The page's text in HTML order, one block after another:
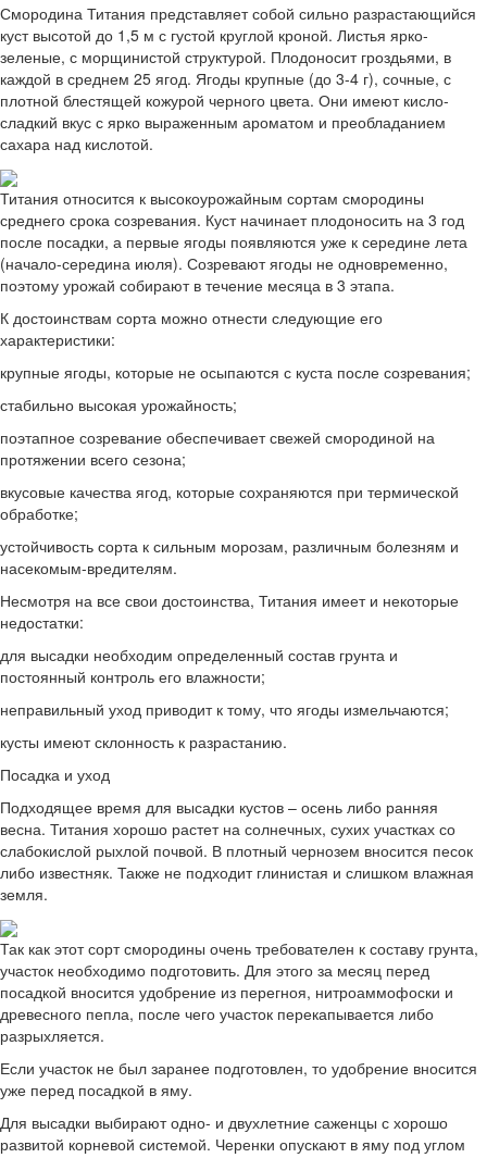
Смородина Титания представляет собой сильно разрастающийся
куст высотой до 1,5 м с густой круглой кроной. Листья ярко-
зеленые, с морщинистой структурой. Плодоносит гроздьями, в
каждой в среднем 25 ягод. Ягоды крупные (до 3-4 г), сочные, с
плотной блестящей кожурой черного цвета. Они имеют кисло-
сладкий вкус с ярко выраженным ароматом и преобладанием
сахара над кислотой.
Титания относится к высокоурожайным сортам смородины
среднего срока созревания. Куст начинает плодоносить на 3 год
после посадки, а первые ягоды появляются уже к середине лета
(начало-середина июля). Созревают ягоды не одновременно,
поэтому урожай собирают в течение месяца в 3 этапа.
К достоинствам сорта можно отнести следующие его
характеристики:
крупные ягоды, которые не осыпаются с куста после созревания;
стабильно высокая урожайность;
поэтапное созревание обеспечивает свежей смородиной на
протяжении всего сезона;
вкусовые качества ягод, которые сохраняются при термической
обработке;
устойчивость сорта к сильным морозам, различным болезням и
насекомым-вредителям.
Несмотря на все свои достоинства, Титания имеет и некоторые
недостатки:
для высадки необходим определенный состав грунта и
постоянный контроль его влажности;
неправильный уход приводит к тому, что ягоды измельчаются;
кусты имеют склонность к разрастанию.
Посадка и уход
Подходящее время для высадки кустов – осень либо ранняя
весна. Титания хорошо растет на солнечных, сухих участках со
слабокислой рыхлой почвой. В плотный чернозем вносится песок
либо известняк. Также не подходит глинистая и слишком влажная
земля.
Так как этот сорт смородины очень требователен к составу грунта,
участок необходимо подготовить. Для этого за месяц перед
посадкой вносится удобрение из перегноя, нитроаммофоски и
древесного пепла, после чего участок перекапывается либо
разрыхляется.
Если участок не был заранее подготовлен, то удобрение вносится
уже перед посадкой в яму.
Для высадки выбирают одно- и двухлетние саженцы с хорошо
развитой корневой системой. Черенки опускают в яму под углом